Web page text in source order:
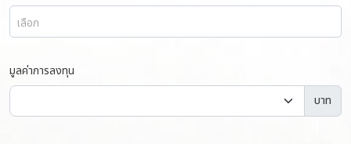
เลือก
มูลค่าการลงทุน
บาท